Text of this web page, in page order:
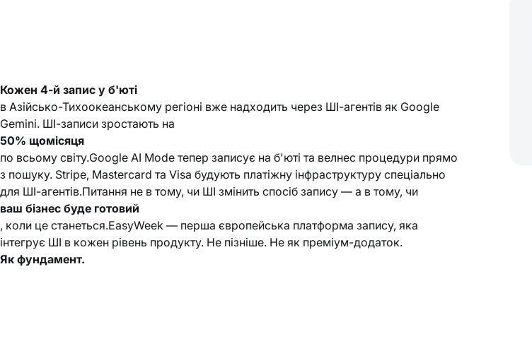
Кожен 4-й запис у б'юті
в Азійсько-Тихоокеанському регіоні вже надходить через ШІ-агентів як Google
Gemini. ШІ-записи зростають на
50% щомісяця
по всьому світу.Google AI Mode тепер записує на б'юті та велнес процедури прямо
з пошуку. Stripe, Mastercard та Visa будують платіжну інфраструктуру спеціально
для ШІ-агентів.Питання не в тому, чи ШІ змінить спосіб запису — а в тому, чи
ваш бізнес буде готовий
, коли це станеться.EasyWeek — перша європейська платформа запису, яка
інтегрує ШІ в кожен рівень продукту. Не пізніше. Не як преміум-додаток.
Як фундамент.